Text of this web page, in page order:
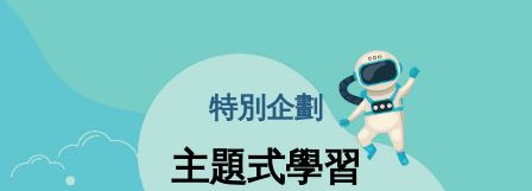
特別企劃
主題式學習